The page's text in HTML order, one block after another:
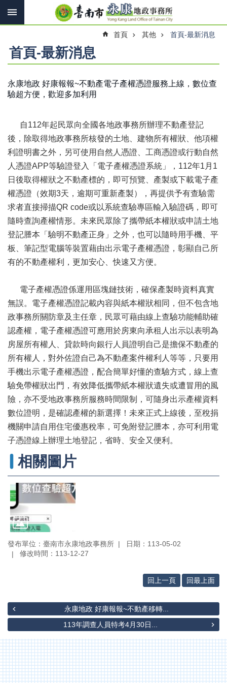
跳到主要內容區塊
搜
搜
尋
訊
機
關
簡
介
線
上
申
辦
與
查
詢
服
務
民
意
交
流
下
載
專
區
主
題
專
區
其
他
服
務
地
籍
登
錄
未
辦
繼
承
首頁 其他 首頁-最新消息
首頁-最新消息
永康地政 好康報報~不動產電子產權憑證服務上線，數位查
驗超方便，歡迎多加利用
自112年起民眾向全國各地政事務所辦理不動產登記
後，除取得地政事務所核發的土地、建物所有權狀、他項權
利證明書之外，另可使用自然人憑證、工商憑證或行動自然
人憑證APP等驗證登入「電子產權憑證系統」，112年1月1
日後取得權狀之不動產標的，即可預覽、產製或下載電子產
權憑證（效期3天，逾期可重新產製），再提供予有查驗需
求者直接掃描QR code或以系統查驗專區輸入驗證碼，即可
隨時查詢產權情形。未來民眾除了攜帶紙本權狀或申請土地
登記謄本「驗明不動產正身」之外，也可以隨時用手機、平
板、筆記型電腦等裝置藉由出示電子產權憑證，彰顯自己所
有的不動產權利，更加安心、快速又方便。
電子產權憑證係運用區塊鏈技術，確保產製時資料真實
無誤。電子產權憑證記載內容與紙本權狀相同，但不包含地
政事務所關防章及主任章，民眾可藉由線上查驗功能輔助確
認產權，電子產權憑證可應用於房東向承租人出示以表明為
房屋所有權人、貸款時向銀行人員證明自己是擔保不動產的
所有權人，對外佐證自己為不動產案件權利人等等，只要用
手機出示電子產權憑證，配合簡單好懂的查驗方式，線上查
驗免帶權狀出門，有效降低攜帶紙本權狀遺失或遭冒用的風
險，亦不受地政事務所服務時間限制，可隨身出示產權資料
數位證明，是確認產權的新選擇！未來正式上線後，至稅捐
機關申請自用住宅優惠稅率，可免附登記謄本，亦可利用電
子憑證線上辦理土地登記，省時、安全又便利。
相關圖片
發布單位：臺南市永康地政事務所
日期：113-05-02
修改時間：113-12-27
回上一頁 回最上面
永康地政 好康報報~不動產移轉...
113年調查人員特考4月30日...